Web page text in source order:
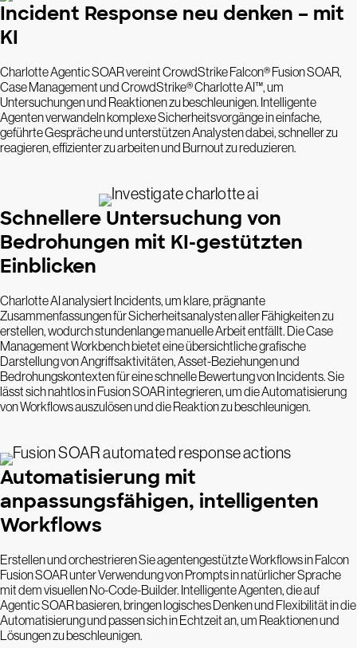
Incident Response neu denken – mit
KI
Charlotte Agentic SOAR vereint CrowdStrike Falcon® Fusion SOAR,
Case Management und CrowdStrike® Charlotte AI™, um
Untersuchungen und Reaktionen zu beschleunigen. Intelligente
Agenten verwandeln komplexe Sicherheitsvorgänge in einfache,
geführte Gespräche und unterstützen Analysten dabei, schneller zu
reagieren, effizienter zu arbeiten und Burnout zu reduzieren.
Schnellere Untersuchung von
Bedrohungen mit KI-gestützten
Einblicken
Charlotte AI analysiert Incidents, um klare, prägnante
Zusammenfassungen für Sicherheitsanalysten aller Fähigkeiten zu
erstellen, wodurch stundenlange manuelle Arbeit entfällt. Die Case
Management Workbench bietet eine übersichtliche grafische
Darstellung von Angriffsaktivitäten, Asset-Beziehungen und
Bedrohungskontexten für eine schnelle Bewertung von Incidents. Sie
lässt sich nahtlos in Fusion SOAR integrieren, um die Automatisierung
von Workflows auszulösen und die Reaktion zu beschleunigen.
Automatisierung mit
anpassungsfähigen, intelligenten
Workflows
Erstellen und orchestrieren Sie agentengestützte Workflows in Falcon
Fusion SOAR unter Verwendung von Prompts in natürlicher Sprache
mit dem visuellen No-Code-Builder. Intelligente Agenten, die auf
Agentic SOAR basieren, bringen logisches Denken und Flexibilität in die
Automatisierung und passen sich in Echtzeit an, um Reaktionen und
Lösungen zu beschleunigen.